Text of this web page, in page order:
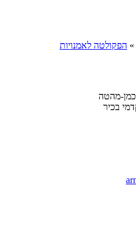
» הפקולטה לאמנויות
מהטה
בכיר